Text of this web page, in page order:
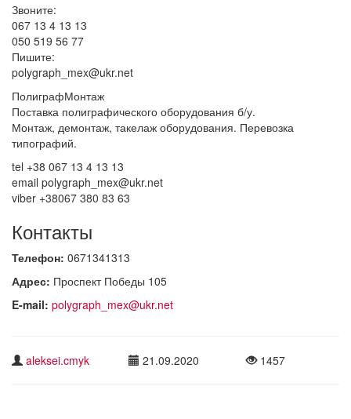
Звоните:
067 13 4 13 13
050 519 56 77
Пишите:
polygraph_mex@ukr.net
ПолиграфМонтаж
Поставка полиграфического оборудования б/у.
Монтаж, демонтаж, такелаж оборудования. Перевозка
типографий.
tel +38 067 13 4 13 13
email polygraph_mex@ukr.net
viber +38067 380 83 63
Контакты
Телефон: 0671341313
Адрес: Проспект Победы 105
E-mail: polygraph_mex@ukr.net
aleksei.cmyk 21.09.2020 1457